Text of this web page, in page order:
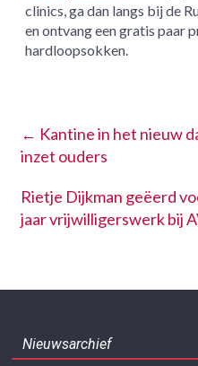
clinics, ga dan langs bij de
en ontvang een gratis paar
hardloopsokken.
← Kantine in het nieuw
inzet ouders
Rietje Dijkman geëerd
jaar vrijwilligerswerk bij
Nieuwsarchief